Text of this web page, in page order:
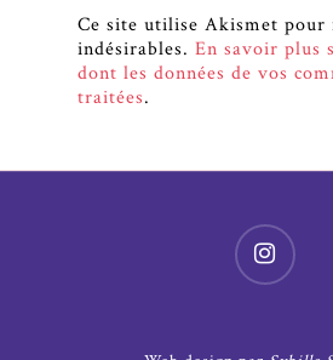
Ce site utilise Akismet pour
indésirables. En savoir plus
dont les données de vos
traitées.